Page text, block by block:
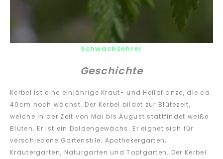
Schwachzehrer
Geschichte
Kerbel ist eine einjährige Kraut- und Heilpflanze, die ca.
40cm hoch wächst. Der Kerbel bildet zur Blütezeit,
welche in der Zeit von Mai bis August stattfindet weiße
Blüten. Er ist ein Doldengewächs. Er eignet sich für
verschiedene Gartenstile: Apothekergarten,
Kräutergarten, Naturgarten und Topfgarten. Der Kerbel